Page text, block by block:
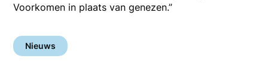
Voorkomen in plaats van genezen.”
Nieuws